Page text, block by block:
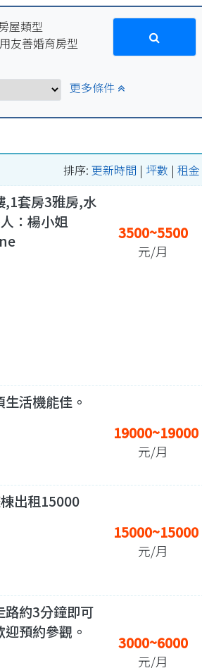
備緊急維修作業，系統於115年1月2日
一)10:00將暫停服務。
停電作業，系統於114年8月15日(五)16:00-
暫停服務。
備檢修作業，系統於114年4月1日
屋類型
友善婚育房型
更多條件
排序: 更新時間 | 坪數 | 租金
,1套房3雅房,水
：楊小姐
3500~5500
元/月
活機能佳。
19000~19000
元/月
出租15000
15000~15000
元/月
路約3分鐘即可
預約參觀。
3000~6000
元/月